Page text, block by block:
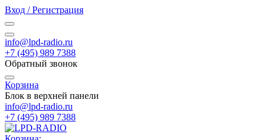
Вход / Регистрация
info@lpd-radio.ru
+7 (495) 989 7388
Обратный звонок
Корзина
Блок в верхней панели
info@lpd-radio.ru
+7 (495) 989 7388